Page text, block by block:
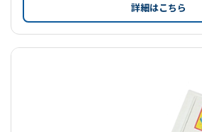
詳細はこちら